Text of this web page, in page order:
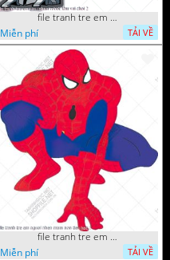
file tranh tre em sieu nhan robot khu vui choi 2
Miễn phí
TẢI VỀ
file tranh tre em nguoi nhen mam non tieu hoc 5
Miễn phí
TẢI VỀ